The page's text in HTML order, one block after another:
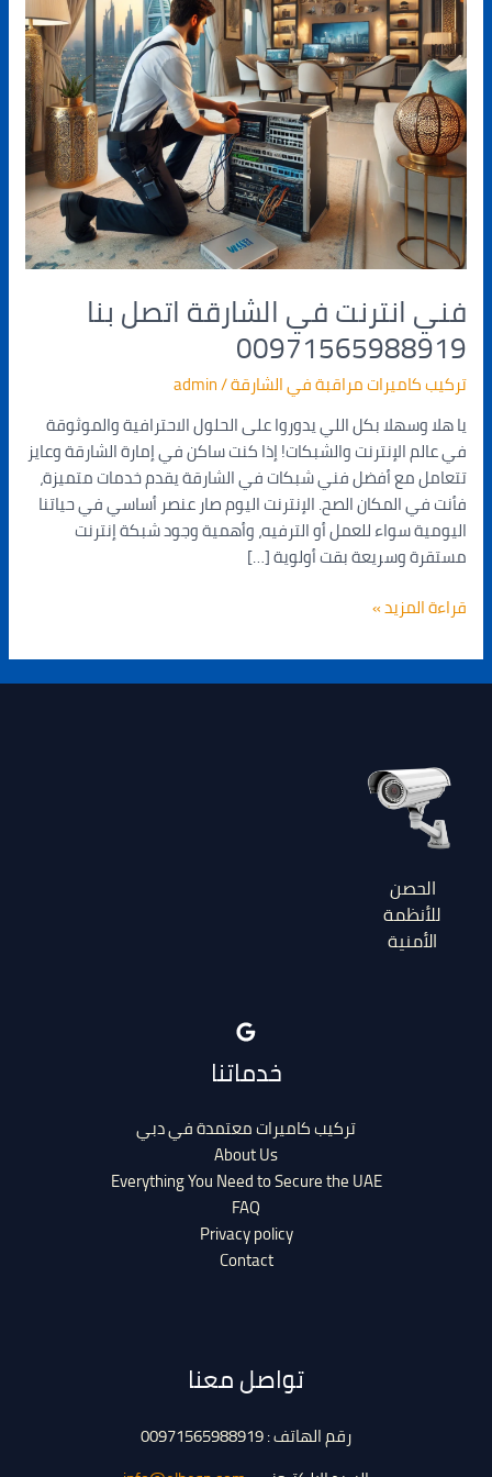
فني انترنت في الشارقة اتصل بنا
00971565988919
تركيب كاميرات مراقبة في الشارقة/
admin
يا هلا وسهلا بكل اللي يدوروا على الحلول الاحترافية والموثوقة
في عالم الإنترنت والشبكات! إذا كنت ساكن في إمارة الشارقة وعايز
تتعامل مع أفضل فني شبكات في الشارقة يقدم خدمات متميزة،
فأنت في المكان الصح. الإنترنت اليوم صار عنصر أساسي في حياتنا
اليومية سواء للعمل أو الترفيه، وأهمية وجود شبكة إنترنت
مستقرة وسريعة بقت أولوية […]
قراءة المزيد »
الحصن
للأنظمة
الأمنية
خدماتنا
تركيب كاميرات معتمدة في دبي
About Us
Everything You Need to Secure the UAE
FAQ
Privacy policy
Contact
تواصل معنا
رقم الهاتف : 00971565988919